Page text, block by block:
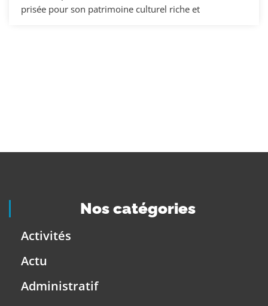
prisée pour son patrimoine culturel riche et
Nos catégories
Activités
Actu
Administratif